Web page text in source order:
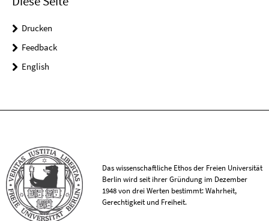
Drucken
Feedback
English
Das wissenschaftliche Ethos der Freien Universität
Berlin wird seit ihrer Gründung im Dezember
1948 von drei Werten bestimmt: Wahrheit,
Gerechtigkeit und Freiheit.